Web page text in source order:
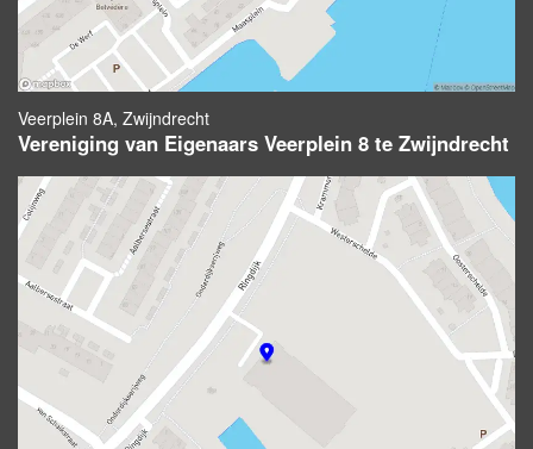
Veerplein 8A, Zwijndrecht
Vereniging van Eigenaars Veerplein 8 te Zwijndrecht